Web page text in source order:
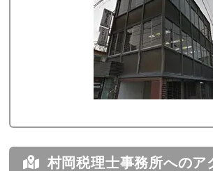
村岡税理士事務所へのア